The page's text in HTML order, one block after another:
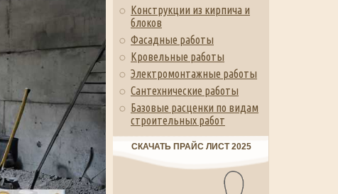
Конструкции из кирпича и
блоков
Фасадные работы
Кровельные работы
Электромонтажные работы
Сантехнические работы
Базовые расценки по видам
строительных работ
СКАЧАТЬ ПРАЙС ЛИСТ 2025